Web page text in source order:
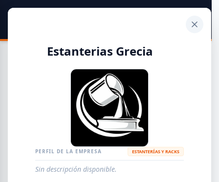
Guía de Empresas Metalúrgicas y Siderúrgicas
METALÚRGICAS
EMPRESAS AGREGAR EMPRESA
Estanterias Grecia
PERFIL DE LA EMPRESA ESTANTERÍAS Y RACKS
Sin descripción disponible.